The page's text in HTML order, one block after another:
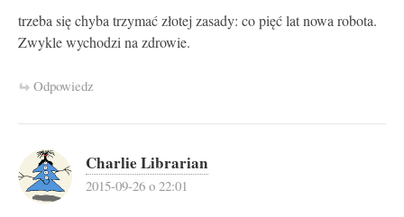
trzeba się chyba trzymać złotej zasady: co pięć lat nowa robota.
Zwykle wychodzi na zdrowie.
Odpowiedz
Charlie Librarian
2015-09-26 o 22:01